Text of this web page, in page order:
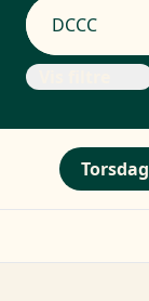
Torsdag